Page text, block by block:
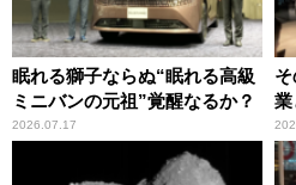
眠れる獅子ならぬ“眠れる高級
ミニバンの元祖”覚醒なるか？
2026.07.17
業